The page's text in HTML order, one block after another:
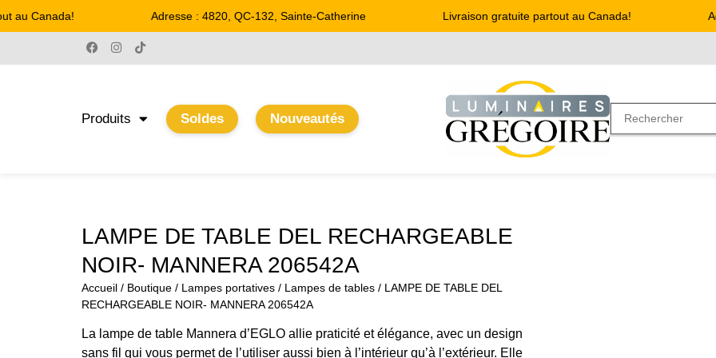
Canada! Adresse : 4820, QC-132, Sainte-Catherine Livraison gratuite partout au Canada!
Produits Soldes Nouveautés
LAMPE DE TABLE DEL RECHARGEABLE
NOIR- MANNERA 206542A
Accueil / Boutique / Lampes portatives / Lampes de tables / LAMPE DE TABLE DEL
RECHARGEABLE NOIR- MANNERA 206542A
La lampe de table Mannera d’EGLO allie praticité et élégance, avec un design
sans fil qui vous permet de l’utiliser aussi bien à l’intérieur qu’à l’extérieur. Elle